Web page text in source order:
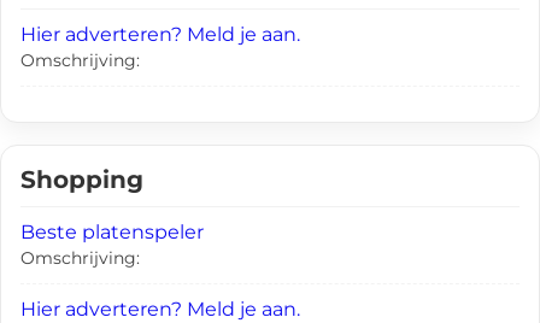
Hier adverteren? Meld je aan.
Omschrijving:
Shopping
Beste platenspeler
Omschrijving:
Hier adverteren? Meld je aan.